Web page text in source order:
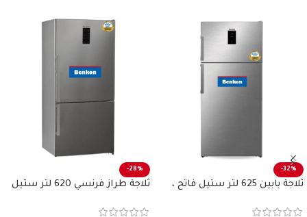
-32%
ثلاجة بابين 625 لتر ستيل فاتح ،
-28%
ثلاجة طراز فرنسي 620 لتر ستيل